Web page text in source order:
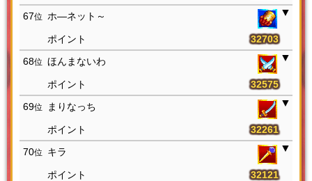
67位 ホ―ネット～
32703
68位 ほんまないわ
32575
69位 まりなっち
32261
70位 キラ
32121